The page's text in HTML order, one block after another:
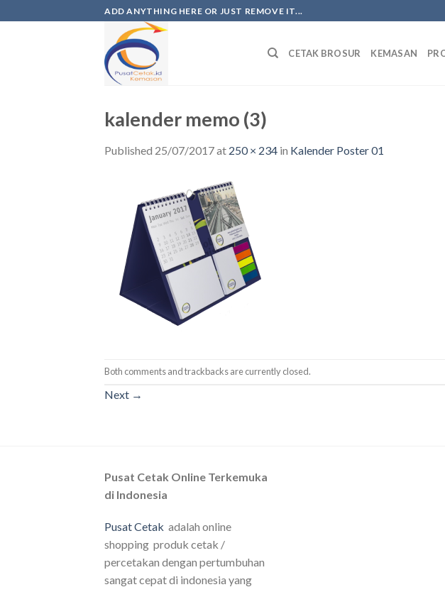
ADD ANYTHING HERE OR JUST REMOVE IT...
CETAK BROSUR KEMASAN
kalender memo (3)
Published 25/07/2017at 250 × 234 in Kalender Poster 01
Both comments and trackbacks are currently closed.
Next →
Pusat Cetak Online Terkemuka
di Indonesia
Pusat Cetak adalah online
shopping produk cetak /
percetakan dengan pertumbuhan
sangat cepat di indonesia yang